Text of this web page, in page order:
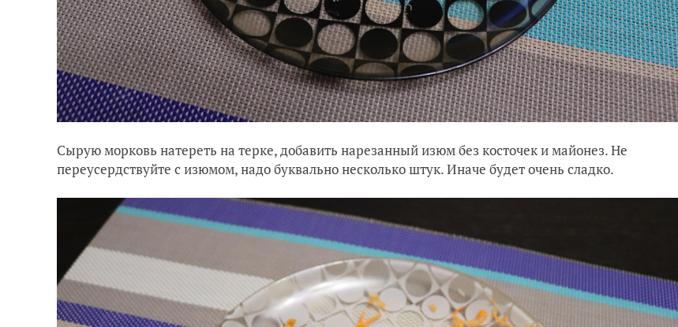
Сырую морковь натереть на терке, добавить нарезанный изюм без косточек и майонез. Не
переусердствуйте с изюмом, надо буквально несколько штук. Иначе будет очень сладко.